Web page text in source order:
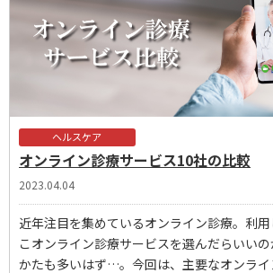
ヘルスケア
オンライン診療サービス10社の比較
2023.04.04
近年注目を集めているオンライン診療。利
こオンライン診療サービスを選んだらいい
かたも多いはず…。今回は、主要なオンラ